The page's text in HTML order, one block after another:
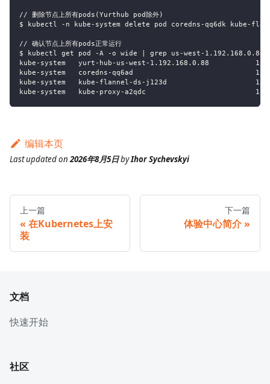
// 删除节点上所有pods(Yurthub pod除外)
$ kubectl -n kube-system delete pod coredns-qq6dk kube-
// 确认节点上所有pods正常运行
$ kubectl get pod -A -o wide | grep us-west-1.192.168.0.88
kube-system   yurt-hub-us-west-1.192.168.0.88
kube-system   coredns-qq6ad                             1/1
kube-system   kube-flannel-ds-j123d                     1/
kube-system   kube-proxy-a2qdc                          1/1
编辑本页
Last updatedon2026年8月5日byIhor Sychevskyi
上一篇
在Kubernetes上安
装
下一篇
体验中心简介
文档
快速开始
社区